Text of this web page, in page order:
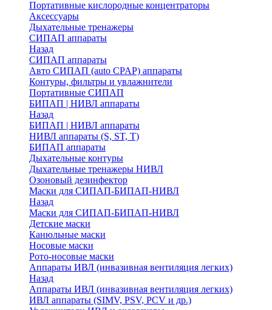
Портативные кислородные концентраторы
Аксессуары
Дыхательные тренажеры
СИПАП аппараты
Назад
СИПАП аппараты
Aвто СИПАП (auto CPAP) аппараты
Контуры, фильтры и увлажнители
Портативные СИПАП
БИПАП | НИВЛ аппараты
Назад
БИПАП | НИВЛ аппараты
НИВЛ аппараты (S, ST, T)
БИПАП аппараты
Дыхательные контуры
Дыхательные тренажеры НИВЛ
Озоновый дезинфектор
Маски для СИПАП-БИПАП-НИВЛ
Назад
Маски для СИПАП-БИПАП-НИВЛ
Детские маски
Канюльные маски
Носовые маски
Рото-носовые маски
Аппараты ИВЛ (инвазивная вентиляция легких)
Назад
Аппараты ИВЛ (инвазивная вентиляция легких)
ИВЛ аппараты (SIMV, PSV, PCV и др.)